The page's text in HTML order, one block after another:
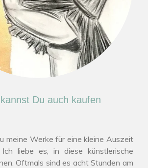
Du auch kaufen
meine Werke für eine kleine Auszeit
Ich liebe es, in diese künstlerische
Oftmals sind es acht Stunden am